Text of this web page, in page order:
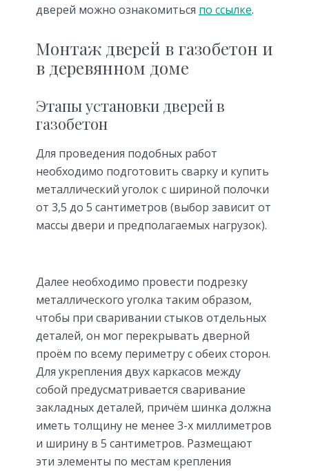
дверей можно ознакомиться по ссылке.
Монтаж дверей в газобетон и
в деревянном доме
Этапы установки дверей в
газобетон
Для проведения подобных работ
необходимо подготовить сварку и купить
металлический уголок с шириной полочки
от 3,5 до 5 сантиметров (выбор зависит от
массы двери и предполагаемых нагрузок).
Далее необходимо провести подрезку
металлического уголка таким образом,
чтобы при сваривании стыков отдельных
деталей, он мог перекрывать дверной
проём по всему периметру с обеих сторон.
Для укрепления двух каркасов между
собой предусматривается сваривание
закладных деталей, причём шинка должна
иметь толщину не менее 3-х миллиметров
и ширину в 5 сантиметров. Размещают
эти элементы по местам крепления